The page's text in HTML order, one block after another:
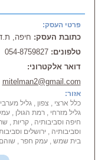
שירות בכל אזורי הארץ כולל
בגוש דן, בדרום, בשפלה,
בצפון, בירושלים, ביהודה
פרטי העסק:
כתובת העסק: חיפה, ת.ד.
טלפונים:054-8759827
דואר אלקטרוני:
mitelman2@gmail.com
אזור:
כלל ארצי , צפון , גליל מערבי
גליל מזרחי , רמת הגולן ,
חיפה וסביבותיה , קריות ,
וסביבותיה , ירושלים
בית שמש , עמק חפר ,